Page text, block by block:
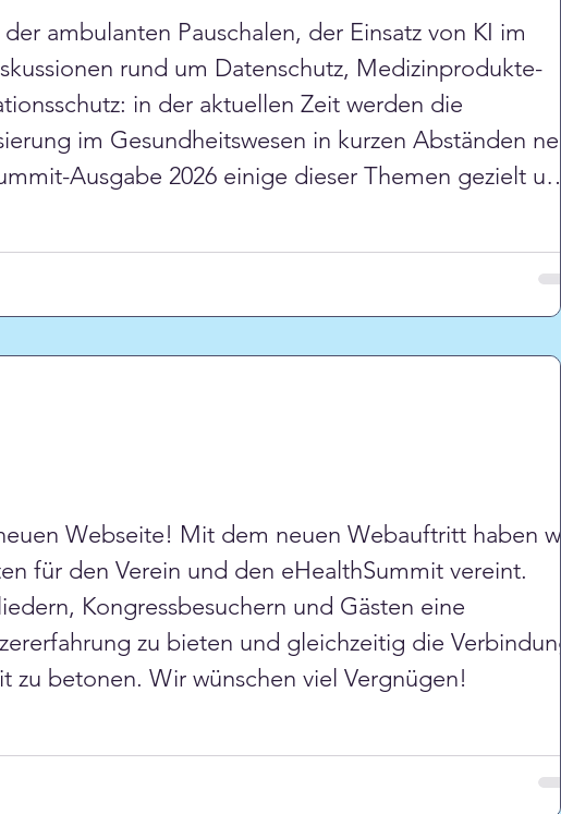
ambulanten Pauschalen, der Einsatz von KI im
rund um Datenschutz, Medizinprodukte-
in der aktuellen Zeit werden die
im Gesundheitswesen in kurzen Abständen neu
Ausgabe 2026 einige dieser Themen gezielt und
Webseite! Mit dem neuen Webauftritt haben wir
für den Verein und den eHealthSummit vereint.
Kongressbesuchern und Gästen eine
zu bieten und gleichzeitig die Verbindung
zu betonen. Wir wünschen viel Vergnügen!